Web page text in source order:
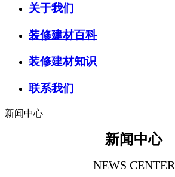
关于我们
装修建材百科
装修建材知识
联系我们
新闻中心
新闻中心
NEWS CENTER